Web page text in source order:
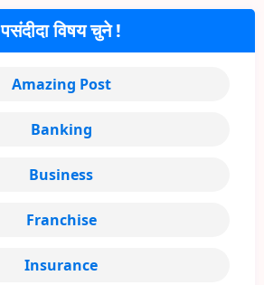
पसंदीदा विषय चुने !
Amazing Post
Banking
Business
Franchise
Insurance